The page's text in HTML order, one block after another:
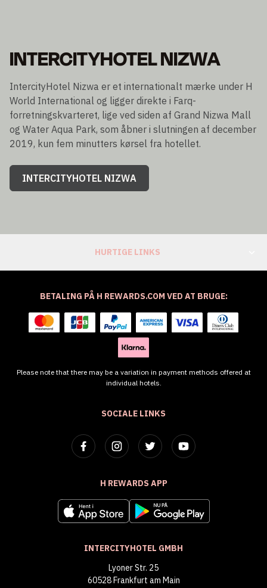
INTERCITYHOTEL NIZWA
IntercityHotel Nizwa er et internationalt mærke under H
World International og ligger direkte i Farq-
forretningskvarteret, lige ved siden af Grand Nizwa Mall
og Water Aqua Park, som åbner i slutningen af december
2019, kun fem minutters kørsel fra hotellet.
INTERCITYHOTEL NIZWA
HURTIGE LINKS
SOCIALE LINKS
H REWARDS APP
INTERCITYHOTEL GMBH
Lyoner Str. 25
60528 Frankfurt am Main
BETALING PÅ H REWARDS.COM VED AT BRUGE:
Please note that there may be a variation in payment methods offered at
individual hotels.